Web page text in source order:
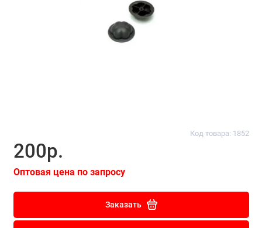
Код товара: 1852
200р.
Оптовая цена по запросу
Заказать